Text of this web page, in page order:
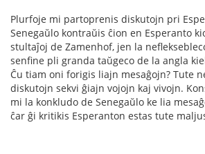
Plurfoje mi partoprenis diskutojn pri
Senegaŭlo kontraŭis ĉion en Esperanto
stultaĵoj de Zamenhof, jen la
senfine pli granda taŭgeco de la angla
Ĉu tiam oni forigis liajn mesaĝojn? Tute
diskutojn sekvi ĝiajn vojojn kaj vivojn.
mi la konkludo de Senegaŭlo ke lia
ĉar ĝi kritikis Esperanton estas tute